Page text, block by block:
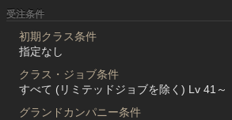
受注条件
初期クラス条件
指定なし
クラス・ジョブ条件
すべて (リミテッドジョブを除く) Lv 41～
グランドカンパニー条件